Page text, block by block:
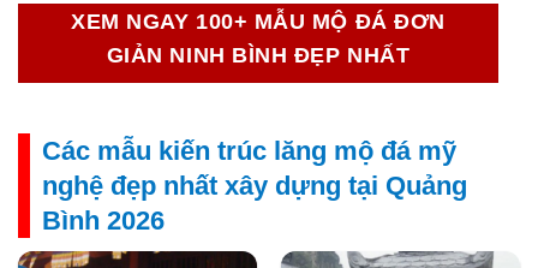
XEM NGAY 100+ MẪU MỘ ĐÁ ĐƠN
GIẢN NINH BÌNH ĐẸP NHẤT
Các mẫu kiến trúc lăng mộ đá mỹ
nghệ đẹp nhất xây dựng tại Quảng
Bình 2026